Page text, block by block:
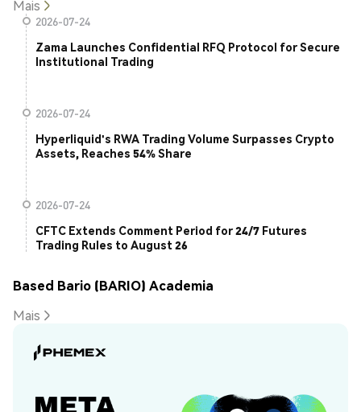
Mais
2026-07-24
Zama Launches Confidential RFQ Protocol for Secure
Institutional Trading
2026-07-24
Hyperliquid's RWA Trading Volume Surpasses Crypto
Assets, Reaches 54% Share
2026-07-24
CFTC Extends Comment Period for 24/7 Futures
Trading Rules to August 26
Based Bario (BARIO) Academia
Mais